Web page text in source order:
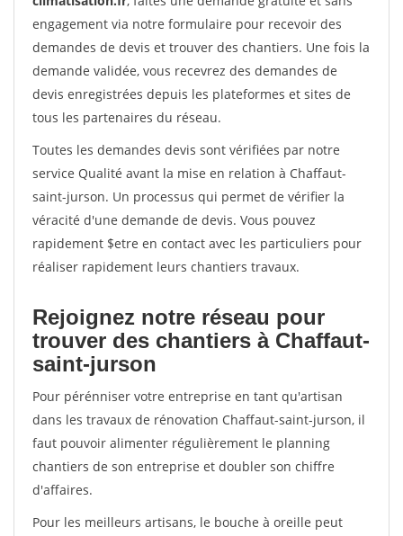
engagement via notre formulaire pour recevoir des
demandes de devis et trouver des chantiers. Une fois la
demande validée, vous recevrez des demandes de
devis enregistrées depuis les plateformes et sites de
tous les partenaires du réseau.
Toutes les demandes devis sont vérifiées par notre
service Qualité avant la mise en relation à Chaffaut-
saint-jurson. Un processus qui permet de vérifier la
véracité d'une demande de devis. Vous pouvez
rapidement $etre en contact avec les particuliers pour
réaliser rapidement leurs chantiers travaux.
Rejoignez notre réseau pour
trouver des chantiers à Chaffaut-
saint-jurson
Pour pérénniser votre entreprise en tant qu'artisan
dans les travaux de rénovation Chaffaut-saint-jurson, il
faut pouvoir alimenter régulièrement le planning
chantiers de son entreprise et doubler son chiffre
d'affaires.
Pour les meilleurs artisans, le bouche à oreille peut